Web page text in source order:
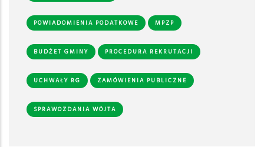
POWIADOMIENIA PODATKOWE MPZP
BUDŻET GMINY PROCEDURA REKRUTACJI
UCHWAŁY RG ZAMÓWIENIA PUBLICZNE
SPRAWOZDANIA WÓJTA